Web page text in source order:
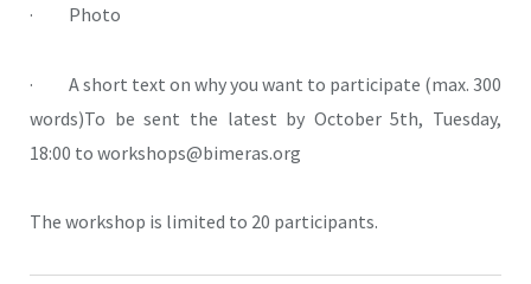
· Photo
· A short text on why you want to participate (max. 300
words)To be sent the latest by October 5th, Tuesday,
18:00 to workshops@bimeras.org
The workshop is limited to 20 participants.